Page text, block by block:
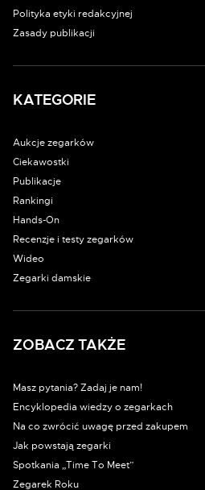
Polityka etyki redakcyjnej
Zasady publikacji
KATEGORIE
Aukcje zegarków
Ciekawostki
Publikacje
Rankingi
Hands-On
Recenzje i testy zegarków
Wideo
Zegarki damskie
ZOBACZ TAKŻE
Masz pytania? Zadaj je nam!
Encyklopedia wiedzy o zegarkach
Na co zwrócić uwagę przed zakupem
Jak powstają zegarki
Spotkania „Time To Meet”
Zegarek Roku